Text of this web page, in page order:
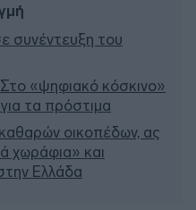
συνέντευξη του
«ψηφιακό κόσκινο»
τα πρόστιμα
οικοπέδων, ας
χωράφια» και
Ελλάδα